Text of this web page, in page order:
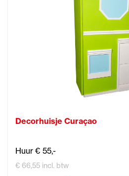
Decorhuisje Curaçao
Huur € 55,-
€ 66,55 incl. btw